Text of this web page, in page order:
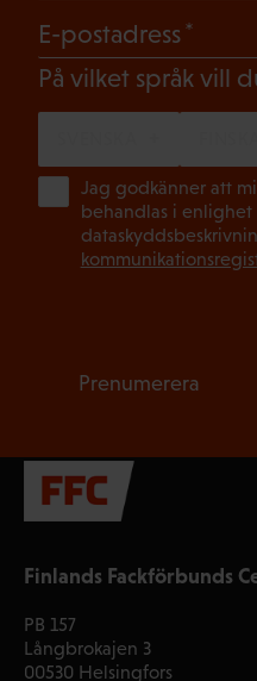
Finlands Fackförbunds
PB 157
Långbrokajen 3
00530 Helsingfors
E-postadress
På vilket språk vill
Jag godkänner att
behandlas i enlighet
Prenumerera